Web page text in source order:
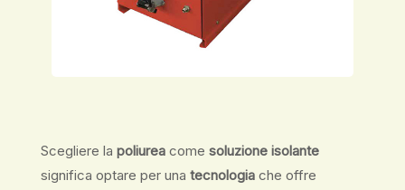
Scegliere la poliurea come soluzione isolante
significa optare per una tecnologia che offre